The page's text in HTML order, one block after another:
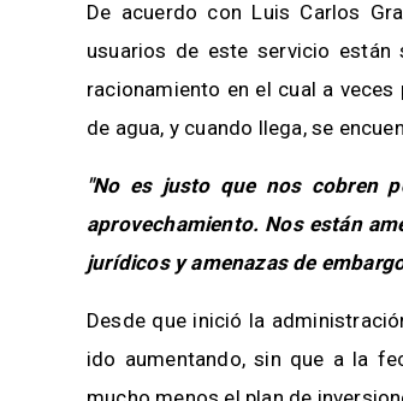
De acuerdo con Luis Carlos
usuarios de este servicio están
racionamiento en el cual a
de agua, y cuando llega, se
"No es justo que nos cobren
aprovechamiento. Nos están
jurídicos y amenazas de
Desde que inició la
ido aumentando, sin que a la